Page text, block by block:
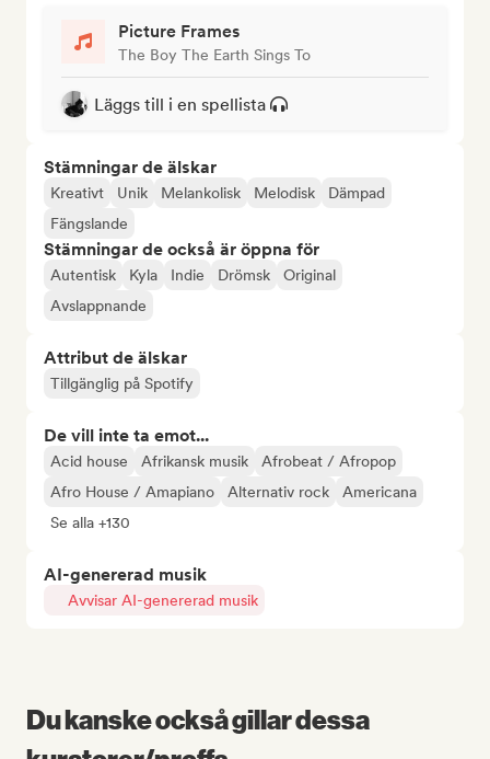
Picture Frames
The Boy The Earth Sings To
Läggs till i en spellista
Stämningar de älskar
Kreativt Unik Melankolisk Melodisk
Dämpad
Fängslande
Stämningar de också är öppna för
Autentisk Kyla Indie Drömsk
Original
Avslappnande
Attribut de älskar
Tillgänglig på Spotify
De vill inte ta emot...
Acid house Afrikansk musik
Afrobeat / Afropop
Afro House / Amapiano
Alternativ rock
Americana
Se alla +130
AI-genererad musik
Avvisar AI-genererad musik
Du kanske också gillar dessa